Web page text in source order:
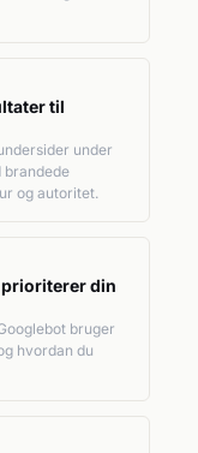
til
under
og autoritet.
din
bruger
hvordan du